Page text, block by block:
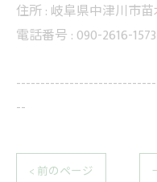
住所 : 岐阜県中津川市
電話番号 : 090-2616-1573
--
< 前のページ